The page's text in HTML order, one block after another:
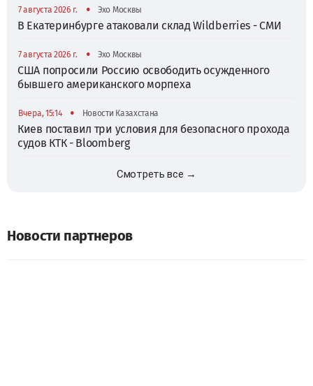
7 августа 2026 г. • Эхо Москвы
В Екатеринбурге атаковали склад Wildberries - СМИ
7 августа 2026 г. • Эхо Москвы
США попросили Россию освободить осужденного
бывшего американского морпеха
Вчера, 15:14 • Новости Казахстана
Киев поставил три условия для безопасного прохода
судов КТК - Bloomberg
Смотреть все →
Новости партнеров